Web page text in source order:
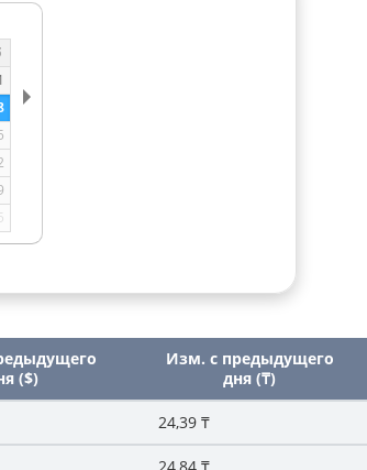
($)
Изм. с предыдущего
дня (₸)
24,39 ₸